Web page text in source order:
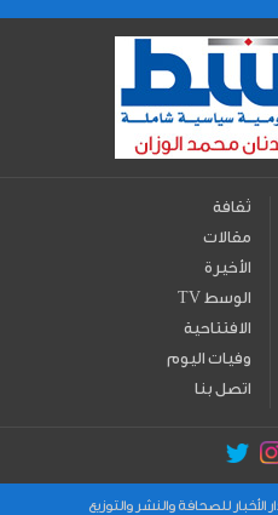
ثقافة
مقالات
الأخيرة
TV الوسط
الافتتاحية
وفيات اليوم
اتصل بنا
للصحافة والنشر والتوزيع